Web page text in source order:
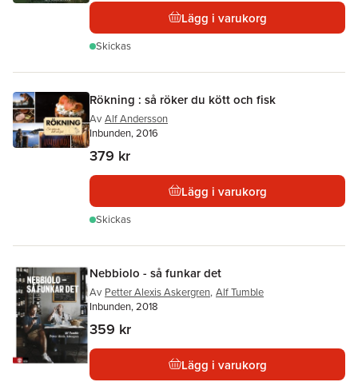
Lägg i varukorg
Skickas
Rökning : så röker du kött och fisk
Av Alf Andersson
Inbunden, 2016
379 kr
Lägg i varukorg
Skickas
Nebbiolo - så funkar det
Av Petter Alexis Askergren, Alf Tumble
Inbunden, 2018
359 kr
Lägg i varukorg